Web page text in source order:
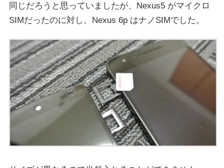
同じだろうと思っていましたが、Nexus5 がマイクロ
SIMだったのに対し、Nexus 6p はナノSIMでした。